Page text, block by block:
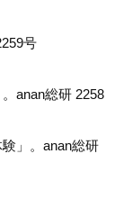
号
anan総研 2258
」。anan総研